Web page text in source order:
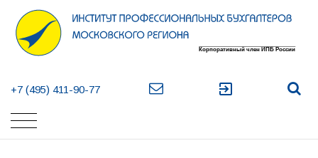
+7 (495) 411-90-77 exit_to_app